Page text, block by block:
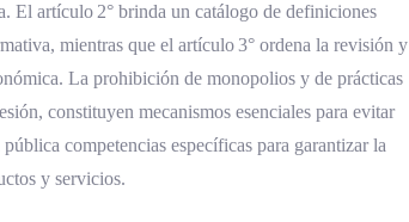
El artículo 2° brinda un catálogo de definiciones
mientras que el artículo 3° ordena la revisión y
La prohibición de monopolios y de prácticas
constituyen mecanismos esenciales para evitar
competencias específicas para garantizar la
y servicios.